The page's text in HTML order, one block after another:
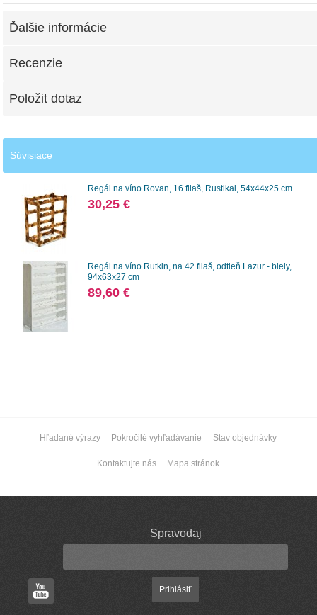
Ďalšie informácie
Recenzie
Položit dotaz
Súvisiace
Regál na víno ​​Rovan, 16 fliaš, Rustikal, 54x44x25 cm
30,25 €
Regál na víno Rutkin, na 42 fliaš, odtieň Lazur - biely,
94x63x27 cm
89,60 €
Hľadané výrazy Pokročilé vyhľadávanie Stav objednávky
Kontaktujte nás Mapa stránok
Spravodaj
Prihlásiť